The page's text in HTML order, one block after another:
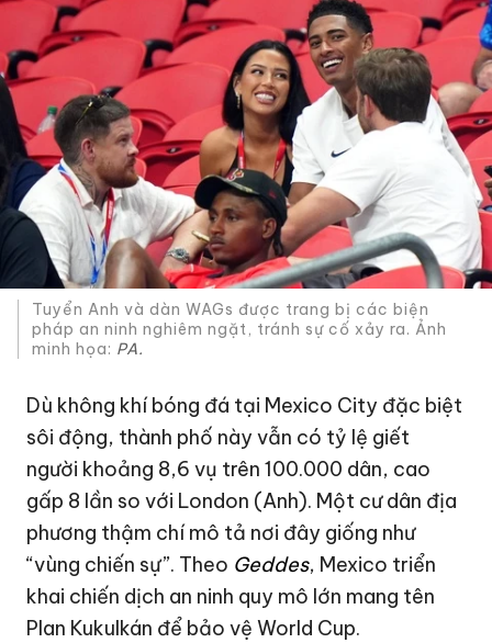
Tuyển Anh và dàn WAGs được trang bị các biện
pháp an ninh nghiêm ngặt, tránh sự cố xảy ra. Ảnh
minh họa: PA.
Dù không khí bóng đá tại Mexico City đặc biệt
sôi động, thành phố này vẫn có tỷ lệ giết
người khoảng 8,6 vụ trên 100.000 dân, cao
gấp 8 lần so với London (Anh). Một cư dân địa
phương thậm chí mô tả nơi đây giống như
“vùng chiến sự”. Theo Geddes, Mexico triển
khai chiến dịch an ninh quy mô lớn mang tên
Plan Kukulkán để bảo vệ World Cup.